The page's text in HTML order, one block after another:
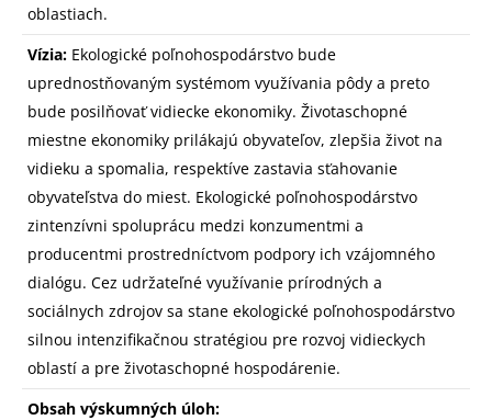
oblastiach.
Vízia: Ekologické poľnohospodárstvo bude
uprednostňovaným systémom využívania pôdy a preto
bude posilňovať vidiecke ekonomiky. Životaschopné
miestne ekonomiky prilákajú obyvateľov, zlepšia život na
vidieku a spomalia, respektíve zastavia sťahovanie
obyvateľstva do miest. Ekologické poľnohospodárstvo
zintenzívni spoluprácu medzi konzumentmi a
producentmi prostredníctvom podpory ich vzájomného
dialógu. Cez udržateľné využívanie prírodných a
sociálnych zdrojov sa stane ekologické poľnohospodárstvo
silnou intenzifikačnou stratégiou pre rozvoj vidieckych
oblastí a pre životaschopné hospodárenie.
Obsah výskumných úloh: